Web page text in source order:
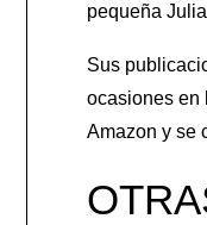
pequeña
Sus
ocasiones en
Amazon y se